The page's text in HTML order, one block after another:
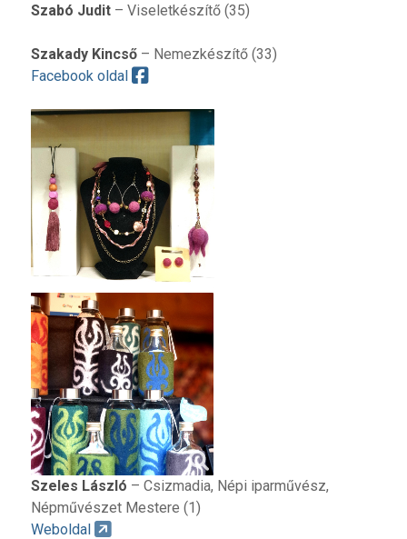
Szabó Judit – Viseletkészítő (35)
Szakady Kincső– Nemezkészítő (33)
Facebook oldal
Szeles László – Csizmadia, Népi iparművész,
Népművészet Mestere (1)
Weboldal